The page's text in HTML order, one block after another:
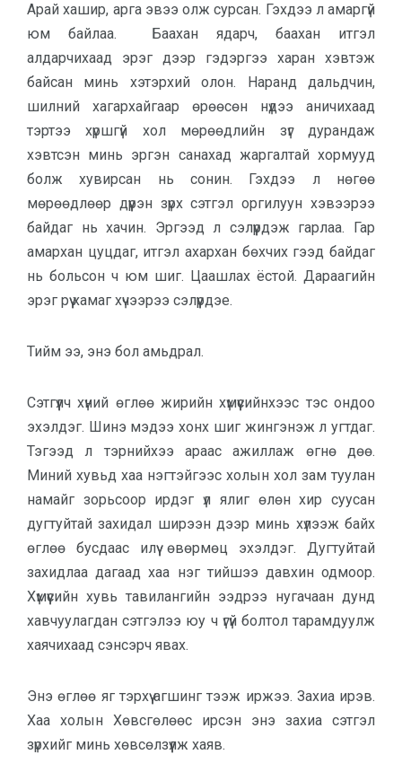
Арай хашир, арга эвээ олж сурсан. Гэхдээ л амаргүй
юм байлаа. Баахан ядарч, баахан итгэл
алдарчихаад эрэг дээр гэдэргээ харан хэвтэж
байсан минь хэтэрхий олон. Наранд дальдчин,
шилний хагархайгаар өрөөсөн нүдээ аничихаад
тэртээ хүршгүй хол мөрөөдлийн зүг дурандаж
хэвтсэн минь эргэн санахад жаргалтай хормууд
болж хувирсан нь сонин. Гэхдээ л нөгөө
мөрөөдлөөр дүүрэн зүрх сэтгэл оргилуун хэвээрээ
байдаг нь хачин. Эргээд л сэлүүрдэж гарлаа. Гар
амархан цуцдаг, итгэл ахархан бөхчих гээд байдаг
нь больсон ч юм шиг. Цаашлах ёстой. Дараагийн
эрэг рүү хамаг хүчээрээ сэлүүрдэе.
Тийм ээ, энэ бол амьдрал.
Сэтгүүлч хүний өглөө жирийн хүмүүсийнхээс тэс ондоо
эхэлдэг. Шинэ мэдээ хонх шиг жингэнэж л угтдаг.
Тэгээд л тэрнийхээ араас ажиллаж өгнө дөө.
Миний хувьд хаа нэгтэйгээс холын хол зам туулан
намайг зорьсоор ирдэг үл ялиг өлөн хир суусан
дугтуйтай захидал ширээн дээр минь хүлээж байх
өглөө бусдаас илүү өвөрмөц эхэлдэг. Дугтуйтай
захидлаа дагаад хаа нэг тийшээ давхин одмоор.
Хүмүүсийн хувь тавилангийн ээдрээ нугачаан дунд
хавчуулагдан сэтгэлээ юу ч үгүй болтол тарамдуулж
хаячихаад сэнсэрч явах.
Энэ өглөө яг тэрхүү агшинг тээж иржээ. Захиа ирэв.
Хаа холын Хөвсгөлөөс ирсэн энэ захиа сэтгэл
зүрхийг минь хөвсөлзүүлж хаяв.